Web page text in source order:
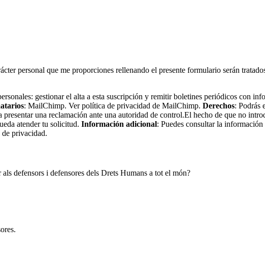
personal que me proporciones rellenando el presente formulario serán
gestionar el alta a esta suscripción y remitir boletines periódicos con
: MailChimp. Ver política de privacidad de MailChimp. Derechos: Podrás
presentar una reclamación ante una autoridad de control.El hecho de que no
atender tu solicitud. Información adicional: Puedes consultar la
privacidad.
defensors i defensores dels Drets Humans a tot el món?